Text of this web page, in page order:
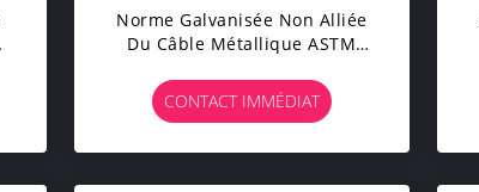
Norme Galvanisée Non Alliée
Du Câble Métallique ASTM
CONTACT IMMÉDIAT